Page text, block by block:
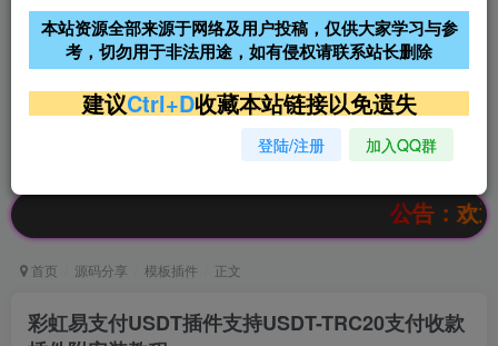
阿里云2核2G200M服务器68元/
年
雨云高防免备案服务器
超低价文字广告位招租 超低价文字广告位招租
超低价文字广告位招租
公告：欢迎访问
首页 源码分享 模板插件 正文
彩虹易支付USDT插件支持USDT-TRC20支付收款
本站资源全部来源于网络及用户投稿，仅供大家学习与参
考，切勿用于非法用途，如有侵权请联系站长删除
建议Ctrl+D收藏本站链接以免遗失
登陆/注册 加入QQ群